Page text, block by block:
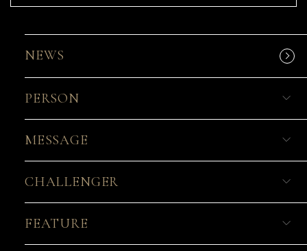
NEWS
PERSON
MESSAGE
CHALLENGER
FEATURE